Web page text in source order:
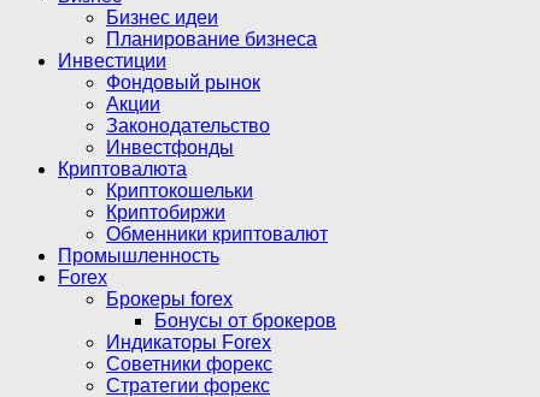
Бизнес идеи
Планирование бизнеса
Инвестиции
Фондовый рынок
Акции
Законодательство
Инвестфонды
Криптовалюта
Криптокошельки
Криптобиржи
Обменники криптовалют
Промышленность
Forex
Брокеры forex
Бонусы от брокеров
Индикаторы Forex
Советники форекс
Стратегии форекс